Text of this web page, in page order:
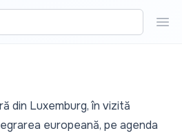
din Luxemburg, în vizită
europeană, pe agenda